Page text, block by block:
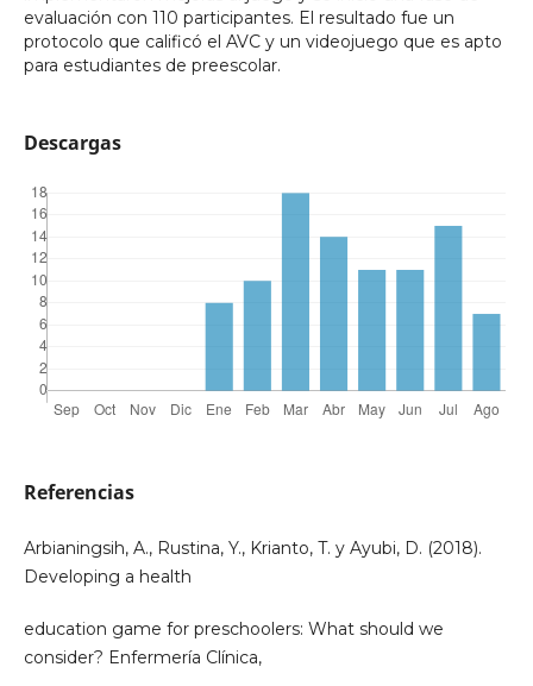
evaluación con 110 participantes. El resultado fue un
protocolo que calificó el AVC y un videojuego que es apto
para estudiantes de preescolar.
Descargas
Referencias
Arbianingsih, A., Rustina, Y., Krianto, T. y Ayubi, D. (2018).
Developing a health
education game for preschoolers: What should we
consider? Enfermería Clínica,